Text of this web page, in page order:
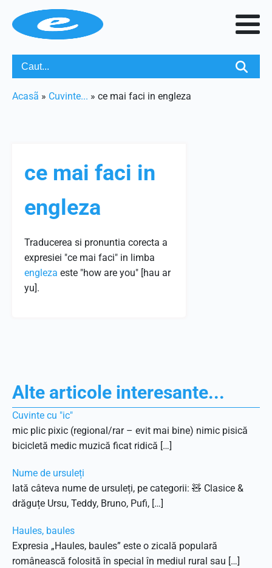
Acasã » Cuvinte... » ce mai faci in engleza
ce mai faci in
engleza
Traducerea si pronuntia corecta a
expresiei "ce mai faci" in limba
engleza este "how are you" [hau ar
yu].
Alte articole interesante...
Cuvinte cu "ic"
mic plic pixic (regional/rar – evit mai bine) nimic pisică
bicicletă medic muzică ficat ridică […]
Nume de ursuleți
Iată câteva nume de ursuleți, pe categorii: 🧸 Clasice &
drăguțe Ursu, Teddy, Bruno, Pufi, […]
Haules, baules
Expresia „Haules, baules” este o zicală populară
românească folosită în special în mediul rural sau […]